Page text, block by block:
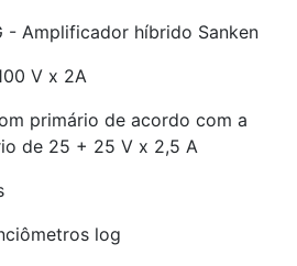
- Amplificador híbrido Sanken
V x 2A
primário de acordo com a
de 25 + 25 V x 2,5 A
log